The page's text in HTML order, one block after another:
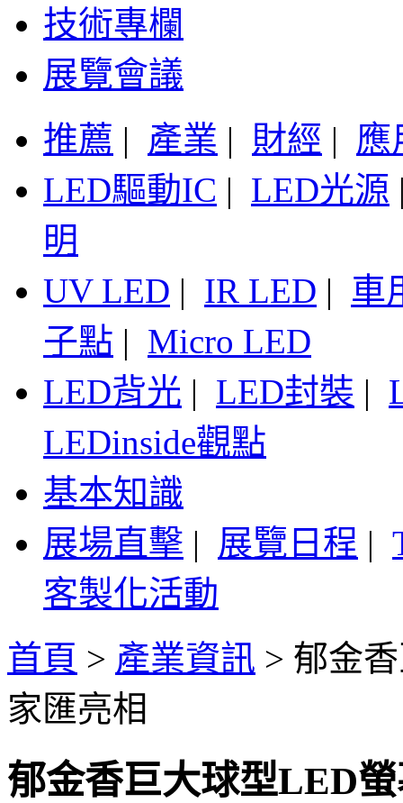
技術專欄
展覽會議
推薦 | 產業 | 財經 | 應
LED驅動IC | LED光源
明
UV LED | IR LED | 車
子點 | Micro LED
LED背光 | LED封裝 |
LEDinside觀點
基本知識
展場直擊 | 展覽日程 |
客製化活動
首頁 > 產業資訊 > 郁金
家匯亮相
郁金香巨大球型LED